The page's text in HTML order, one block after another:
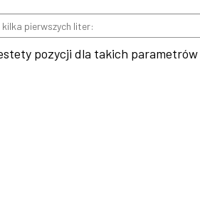
pozycji dla takich